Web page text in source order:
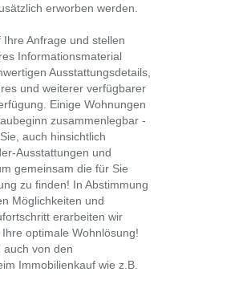
erworben werden.
Anfrage und stellen
Informationsmaterial
Ausstattungsdetails,
und weiterer verfügbarer
Einige Wohnungen
zusammenlegbar -
auch hinsichtlich
Ausstattungen und
gemeinsam die für Sie
zu finden! In Abstimmung
Möglichkeiten und
erarbeiten wir
optimale Wohnlösung!
auch von den
Immobilienkauf wie z.B.